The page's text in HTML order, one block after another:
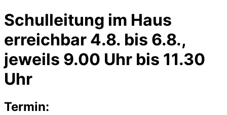
Schulleitung im Haus
erreichbar 4.8. bis 6.8.,
jeweils 9.00 Uhr bis 11.30
Uhr
Termin: